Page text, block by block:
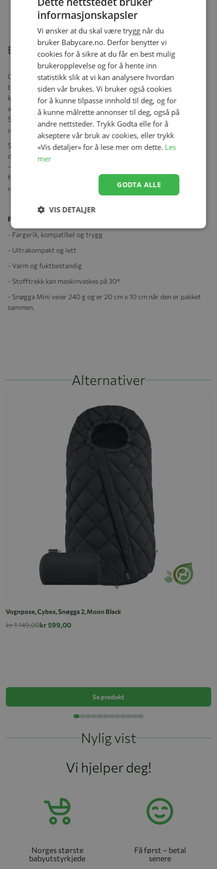
kr 15 937,00kr 12 990,00
Beskrivelse
CYBEX Snøgga Mini er designet for en universell passform for
bilseter for spedbarn. Tøffe sikkerhetskontroller inkludert
kollisjonstesting var en del av Snøgga Minis utvikling, som sikrer
at den med trygghet kan brukes i bilstolen. Lett og ultrakompakt,
Snøgga Mini bilstolpose hjelper barnet ditt å holde seg varm
uansett årstid.
Snøgga har rangeringen TOG 4. Kombinert med passende klær, vil
det bidra til å holde barnet ditt varmt i temperaturer fra 10 °C til
–10 °C. Pass alltid på å sjekke barnet ditt når dere er ute, og sørg
for å gjøre endringer dersom du merker at barnet har det
ubehagelig.
Produktegenskaper:
- Fargerik, kompatibel og trygg
- Ultrakompakt og lett
- Varm og fuktbestandig
- Stofftrekk kan maskinvaskes på 30°
- Snøgga Mini veier 240 g og er 20 cm x 10 cm når den er pakket
sammen.
Alternativer
Vognpose, Cybex, Snøgga 2, Moon Black
kr 1 149,00kr 599,00
Se produkt
Nylig vist
Vi hjelper deg!
Norges største
babyutstyrkjede
Få først – betal
senere
informasjonskapsler
Vi ønsker at du skal være trygg når du
bruker Babycare.no. Derfor benytter vi
cookies for å sikre at du får en best mulig
brukeropplevelse og for å hente inn
statistikk slik at vi kan analysere hvordan
siden vår brukes. Vi bruker også cookies
for å kunne tilpasse innhold til deg, og for
å kunne målrette annonser til deg, også på
andre nettsteder. Trykk Godta elle for å
akseptere vår bruk av cookies, eller trykk
«Vis detaljer» for å lese mer om dette. Les
mer
GODTA ALLE
VIS DETALJER